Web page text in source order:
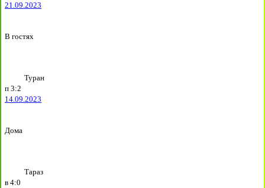
21.09.2023
В гостях
Туран
п 3:2
14.09.2023
Дома
Тараз
в 4:0